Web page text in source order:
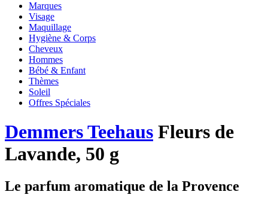
Marques
Visage
Maquillage
Hygiène & Corps
Cheveux
Hommes
Bébé & Enfant
Thèmes
Soleil
Offres Spéciales
Demmers Teehaus Fleurs de
Lavande, 50 g
Le parfum aromatique de la Provence